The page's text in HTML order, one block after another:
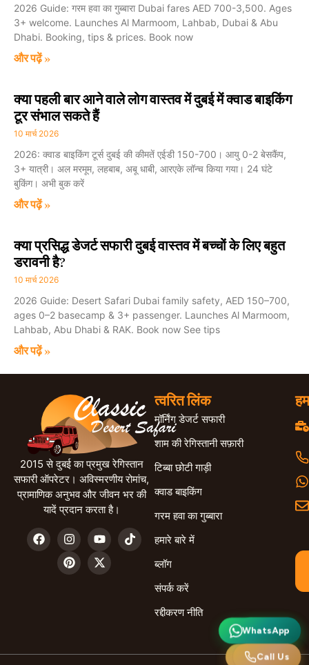
2026 Guide: गरम हवा का गुब्बारा Dubai fares AED 700-3,500. Ages
3+ welcome. Launches Al Marmoom, Lahbab, Dubai & Abu
Dhabi. Booking, tips & prices. Book now
और पढ़ें »
क्या पहली बार आने वाले लोग वास्तव में दुबई में क्वाड बाइकिंग
टूर संभाल सकते हैं
10 मार्च 2026
2026: क्वाड बाइकिंग टूर्स दुबई की कीमतें एईडी 150-700। आयु 0-2 बेसकैंप,
3+ यात्री। अल मरमूम, लहबाब, अबू धाबी, आरएके लॉन्च किया गया। 24 घंटे
बुकिंग। अभी बुक करें
और पढ़ें »
क्या प्रसिद्ध डेजर्ट सफारी दुबई वास्तव में बच्चों के लिए बहुत
डरावनी है?
10 मार्च 2026
2026 Guide: Desert Safari Dubai family safety, AED 150–700,
ages 0–2 basecamp & 3+ passenger. Launches Al Marmoom,
Lahbab, Abu Dhabi & RAK. Book now See tips
और पढ़ें »
2015 से दुबई का प्रमुख रेगिस्तान
सफारी ऑपरेटर। अविस्मरणीय रोमांच,
प्रामाणिक अनुभव और जीवन भर की
यादें प्रदान करता है।
त्वरित लिंक
मॉर्निंग डेजर्ट सफारी
शाम की रेगिस्तानी सफ़ारी
टिब्बा छोटी गाड़ी
क्वाड बाइकिंग
गरम हवा का गुब्बारा
हमारे बारे में
ब्लॉग
संपर्क करें
रद्दीकरण नीति
व्हाट्सएप
हमें कॉल करें
WhatsApp
Call Us